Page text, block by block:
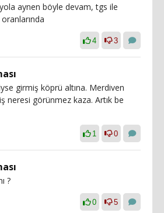
aynen böyle devam, tgs ile
4 3
girmiş köprü altına. Merdiven
neresi görünmez kaza. Artık be
1 0
?
0 5